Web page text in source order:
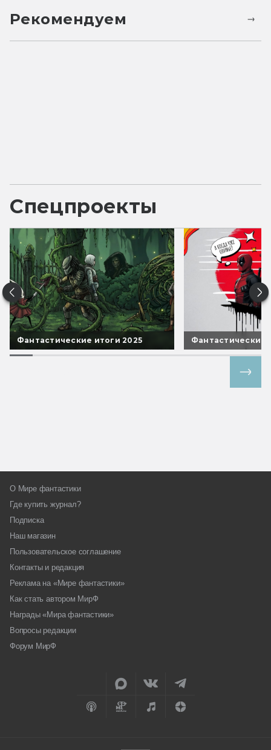
Рекомендуем
Спецпроекты
Фантастические итоги 2025 Фантастические
О Мире фантастики
Где купить журнал?
Подписка
Наш магазин
Пользовательское соглашение
Контакты и редакция
Реклама на «Мире фантастики»
Как стать автором МирФ
Награды «Мира фантастики»
Вопросы редакции
Форум МирФ